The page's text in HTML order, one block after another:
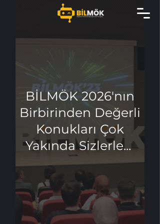
BİLMÖK 2026'nın
Birbirinden Değerli
Konukları Çok
Yakında Sizlerle...